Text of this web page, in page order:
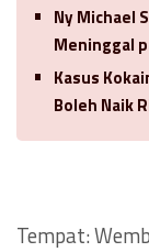
Ny Michael
Meninggal
Kasus
Boleh Naik
Tempat: